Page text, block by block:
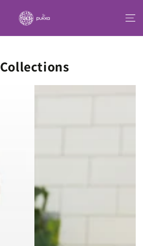
Collections